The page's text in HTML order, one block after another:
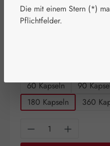
Preise inkl. MwSt. zzgl.
60 Kapseln 90
180 Kapseln
360
Produkt Anzahl:
Die mit einem Stern (*)
Pflichtfelder.